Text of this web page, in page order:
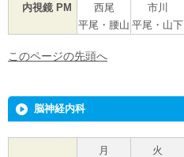
内視鏡 PM
西尾
平尾・腰山
市川
平尾・山下
このページの先頭へ
脳神経内科
月 火